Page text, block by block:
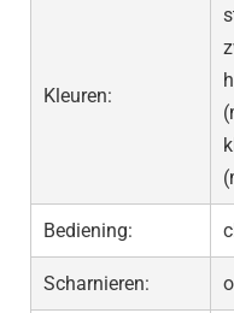
Kleuren:
Bediening:
Scharnieren: